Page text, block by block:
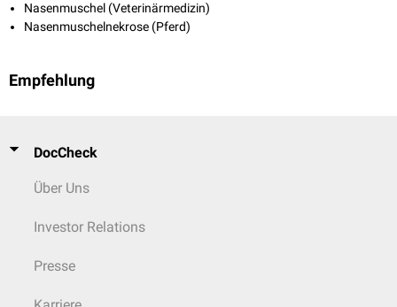
Nasenmuschel (Veterinärmedizin)
Nasenmuschelnekrose (Pferd)
Empfehlung
DocCheck
Über Uns
Investor Relations
Presse